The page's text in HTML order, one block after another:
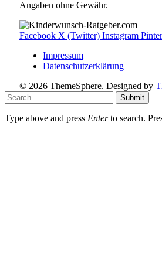
Angaben ohne Gewähr.
Facebook X (Twitter) Instagram
Impressum
Datenschutzerklärung
© 2026 ThemeSphere. Designed by
Submit
Type above and press Enterto search.